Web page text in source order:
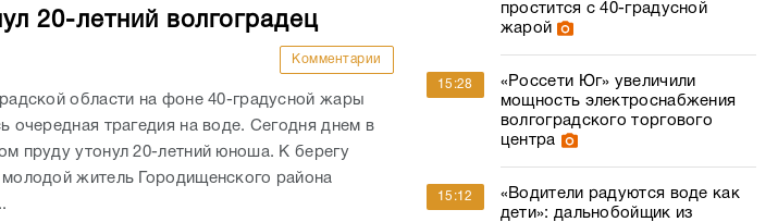
20-летний волгоградец
Комментарии
области на фоне 40-градусной жары
очередная трагедия на воде. Сегодня днем в
пруду утонул 20-летний юноша. К берегу
житель Городищенского района
простится с 40-градусной
жарой
15:28
«Россети Юг» увеличили
мощность электроснабжения
волгоградского торгового
центра
15:12
«Водители радуются воде как
дети»: дальнобойщик из